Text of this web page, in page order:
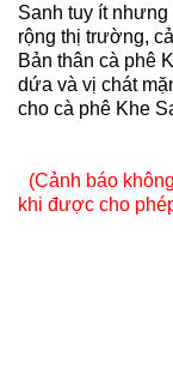
Sanh tuy ít
rộng thị trường,
Bản thân cà phê
dứa và vị chát
cho cà phê Khe
(Cảnh báo
khi được cho